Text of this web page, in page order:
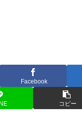
Facebook
コピー